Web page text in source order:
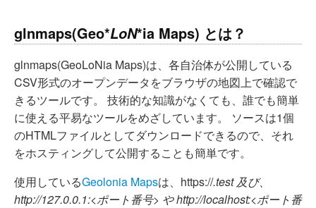
glnmaps(Geo*LoN*ia Maps) とは？
glnmaps(GeoLoNia Maps)は、各自治体が公開している
CSV形式のオープンデータをブラウザの地図上で確認で
きるツールです。 技術的な知識がなくても、誰でも簡単
に使える平易なツールをめざしています。 ソースは1個
のHTMLファイルとしてダウンロードできるので、それ
をホスティングして公開することも簡単です。
使用しているGeolonia Mapsは、https://.test 及び、
http://127.0.0.1:<ポート番号> や http://localhost:<ポート番